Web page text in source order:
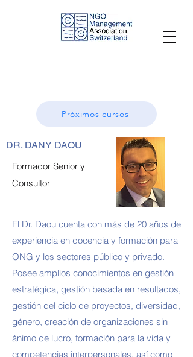
Próximos cursos
DR. DANY DAOU
Formador Senior y
Consultor
El Dr. Daou cuenta con más de 20 años de
experiencia en docencia y formación para
ONG y los sectores público y privado.
Posee amplios conocimientos en gestión
estratégica, gestión basada en resultados,
gestión del ciclo de proyectos, diversidad,
género, creación de organizaciones sin
ánimo de lucro, formación para la vida y
competencias interpersonales, así como